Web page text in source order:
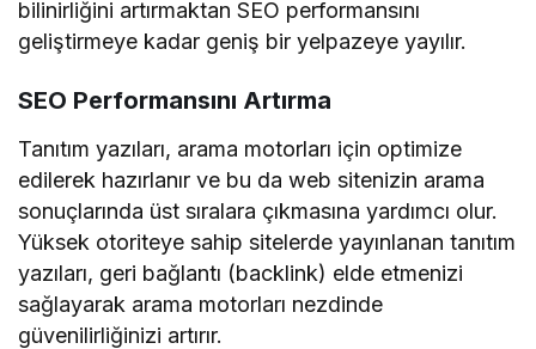
bilinirliğini artırmaktan SEO performansını
geliştirmeye kadar geniş bir yelpazeye yayılır.
SEO Performansını Artırma
Tanıtım yazıları, arama motorları için optimize
edilerek hazırlanır ve bu da web sitenizin arama
sonuçlarında üst sıralara çıkmasına yardımcı olur.
Yüksek otoriteye sahip sitelerde yayınlanan tanıtım
yazıları, geri bağlantı (backlink) elde etmenizi
sağlayarak arama motorları nezdinde
güvenilirliğinizi artırır.